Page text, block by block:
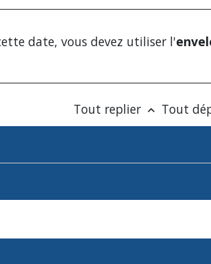
date, vous devez utiliser l'
Tout replier keyboard_arrow_up Tout